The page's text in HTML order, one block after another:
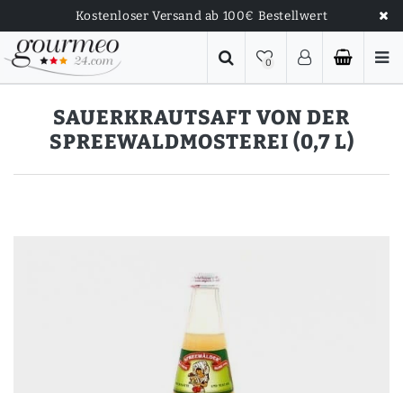
Kostenloser Versand ab 100€ Bestellwert
0
SAUERKRAUTSAFT VON DER
SPREEWALDMOSTEREI (0,7 L)